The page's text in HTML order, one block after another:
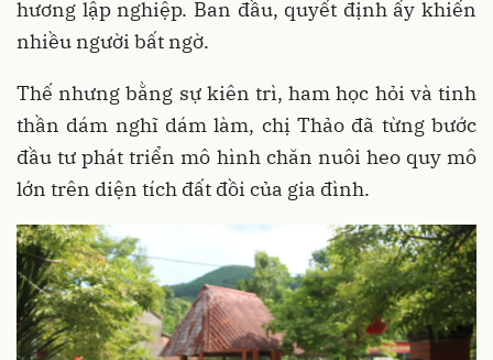
hương lập nghiệp. Ban đầu, quyết định ấy khiến
nhiều người bất ngờ.
Thế nhưng bằng sự kiên trì, ham học hỏi và tinh
thần dám nghĩ dám làm, chị Thảo đã từng bước
đầu tư phát triển mô hình chăn nuôi heo quy mô
lớn trên diện tích đất đồi của gia đình.